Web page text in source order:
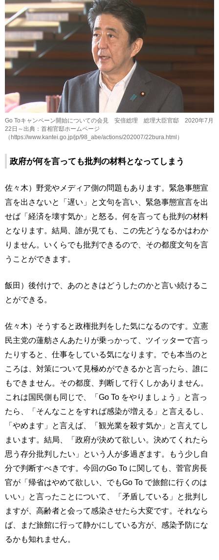
Go Toキャンペーン開始についての会見 安倍総理 総理大臣官邸 2020年7月
22日～出典：首相官邸ホームページ
（https://www.kantei.go.jp/jp/98_abe/actions/202007/22bura.html）
政府が何を言っても批判の材料となってしまう
佐々木）野党やメディア側の問題もあります。緊急事態宣
言を出さないと「遅い」と文句を言い、緊急事態宣言を出
せば「経済を壊す気か」と怒る。何を言っても批判の材料
となります。結局、誰が見ても、この先どうなるかはわか
りません。いくらでも批判できるので、その都度文句を言
うことができます。
飯田）後付けで、あのときはどうしたのかと言い続けるこ
とができる。
佐々木）そうすると政権批判をした気になるのです。立憲
民主党の蓮舫さんあたりが乗っかって、ツイッターで言っ
たりすると、仕事をしている気になります。でも本当のと
ころは、対策について見極めができるかと言ったら、誰に
もできません。その都度、判断して行くしかありません。
これは国民側も同じで、「Go To をやりましょう」と言っ
たら、「そんなことをすれば感染が増える」と言えるし、
「やめます」と言えば、「観光業を殺す気か」と言えてし
まいます。結局、「政府が決めて欲しい。決めてくれたら
思う存分批判したい」という人が多過ぎます。もう少し自
分で判断すべきです。今回のGo To に関しても、菅官房長
官が「帰省はやめて欲しい、でもGo To で旅館に行くのは
いい」と言ったことについて、「矛盾している」と批判し
ますが、高齢者と会って感染させたら大変です。それなら
ば、まだ旅館に行って静かにしている方が、感染予防にな
るかも知れません。